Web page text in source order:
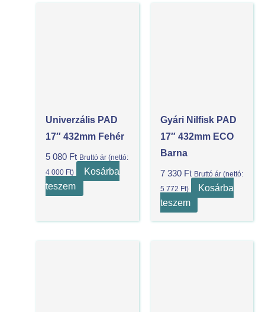
Univerzális PAD
17″ 432mm Fehér
5 080 Ft Bruttó ár (nettó:
4 000 Ft)
Kosárba
teszem
Gyári Nilfisk PAD
17″ 432mm ECO
Barna
7 330 Ft Bruttó ár (nettó:
5 772 Ft)
Kosárba
teszem